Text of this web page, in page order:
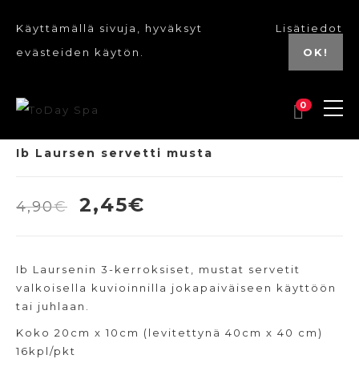
Käyttämällä sivuja, hyväksyt
evästeiden käytön.
Lisätiedot
OK!
0
Ib Laursen servetti musta
4,90€
Alkuperäinen
4,90€.
2,45€
2,45€.
Ib Laursenin 3-kerroksiset, mustat servetit
valkoisella kuvioinnilla jokapaiväiseen käyttöön
tai juhlaan.
Koko 20cm x 10cm (levitettynä 40cm x 40 cm)
16kpl/pkt